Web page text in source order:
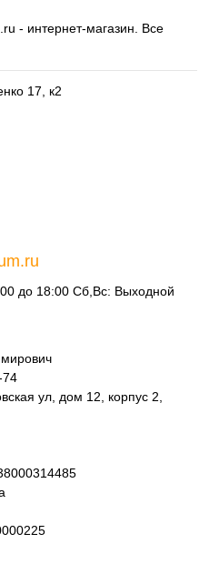
- интернет-магазин. Все
17, к2
до 18:00 Сб,Вс: Выходной
74
ул, дом 12, корпус 2,